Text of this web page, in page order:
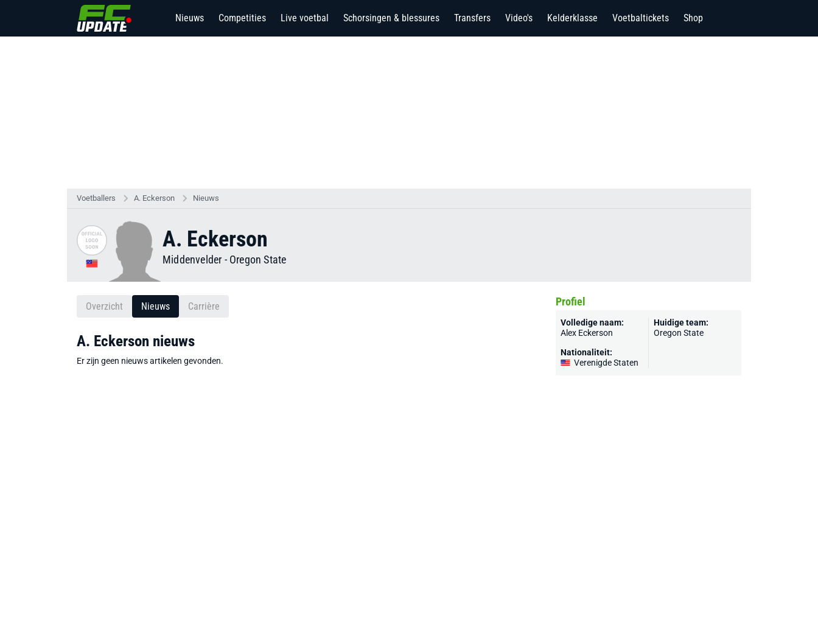
Nieuws Competities Live voetbal Schorsingen & blessures Transfers Video's Kelderklasse Voetbaltickets Shop
Voetballers A. Eckerson Nieuws
A. Eckerson
Middenvelder - Oregon State
Overzicht Nieuws Carrière
A. Eckerson nieuws
Er zijn geen nieuws artikelen gevonden.
Profiel
Volledige naam:
Alex Eckerson
Nationaliteit:
Verenigde Staten
Huidige team:
Oregon State